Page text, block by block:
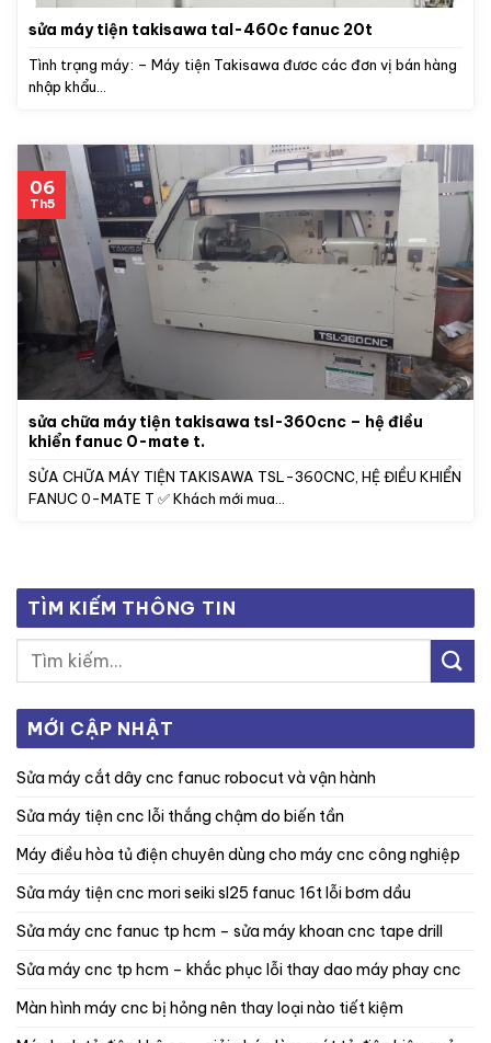
sửa máy tiện takisawa tal-460c fanuc 20t
Tình trạng máy: – Máy tiện Takisawa đươc các đơn vị bán hàng
nhập khẩu...
sửa chữa máy tiện takisawa tsl-360cnc – hệ điều
khiển fanuc 0-mate t.
SỬA CHỮA MÁY TIỆN TAKISAWA TSL-360CNC, HỆ ĐIỀU KHIỂN
FANUC 0-MATE T ✅ Khách mới mua...
06
Th5
TÌM KIẾM THÔNG TIN
MỚI CẬP NHẬT
sửa máy cắt dây cnc fanuc robocut và vận hành
sửa máy tiện cnc lỗi thắng chậm do biến tần
máy điều hòa tủ điện chuyên dùng cho máy cnc công nghiệp
sửa máy tiện cnc mori seiki sl25 fanuc 16t lỗi bơm dầu
sửa máy cnc fanuc tp hcm – sửa máy khoan cnc tape drill
sửa máy cnc tp hcm – khắc phục lỗi thay dao máy phay cnc
màn hình máy cnc bị hỏng nên thay loại nào tiết kiệm